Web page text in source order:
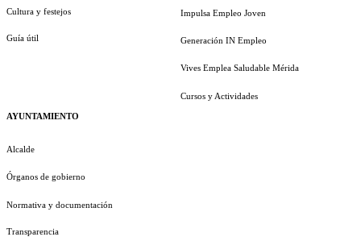
Cultura y festejos
Guía útil
AYUNTAMIENTO
Alcalde
Órganos de gobierno
Normativa y documentación
Transparencia
Impulsa Empleo Joven
Generación IN Empleo
Vives Emplea Saludable Mérida
Cursos y Actividades